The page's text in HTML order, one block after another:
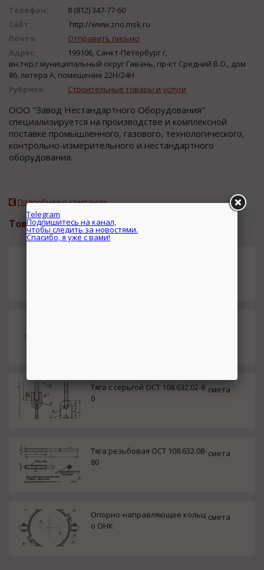
Телефон:
8 (812) 347-77-60
Сайт:
http://www.zno.msk.ru
Почта:
Отправить письмо
Адрес:
199106, Санкт-Петербург г,
вн.тер.г.муниципальный округ Гавань, пр-кт Средний В.О., дом
86, литера А, помещение 22Н/24Н
Рубрика:
Строительные товары и услуги
ООО "Завод Нестандартного Оборудования"
специализируется на производстве и комплексной
поставке промышленного, газового, технологического,
контрольно-измерительного и нестандартного
оборудования.
Подробнее о компании
Товары и услуги
Тяга с серьгой ОСТ 108.632.02-8
0
смета
Тяга резьбовая ОСТ 108.632.08-
80
смета
Опорно-направляющее кольц
о ОНК
смета